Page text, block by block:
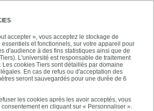
accepter », vous acceptez le stockage de
et fonctionnels, sur votre appareil pour
d'audience à des fins statistiques ainsi que de
L'université est responsable de traitement
Les cookies Tiers sont détaillés par domaine
En cas de refus ou d'acceptation des
seront sauvegardés pour une durée de 6
les cookies après les avoir acceptés, vous
en cliquant sur « Personnaliser ».
Créteil
langues et sciences
de Gaulle